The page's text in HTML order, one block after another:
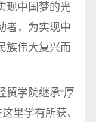
现中国梦的光
者，为实现中
族伟大复兴而
学院继承“厚
里学有所获、